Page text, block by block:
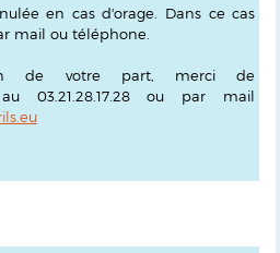
en cas d'orage. Dans ce cas
mail ou téléphone.
de votre part, merci de
03.21.28.17.28 ou par mail